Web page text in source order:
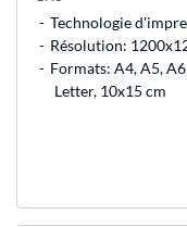
Technologie
Résolution:
Formats: A4, A5,
Letter, 10x15 cm